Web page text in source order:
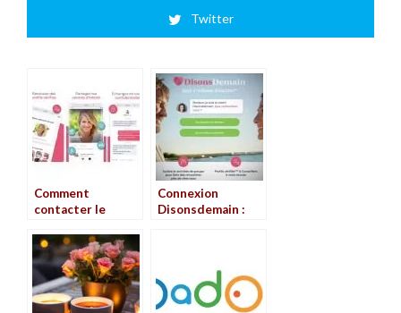
Twitter
Comment
contacter le
Disonsdemain ?
Connexion
Disonsdemain :